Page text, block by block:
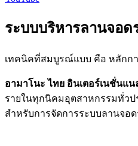
ระบบบริหารลานจอ
เทคนิคที่สมบูรณ์แบบ คือ หลักกา
อามาโนะ ไทย อินเตอร์เนชั่นแน
รายในทุกนิคมอุตสาหกรรมทั่วป
สำหรับการจัดการระบบลานจอ